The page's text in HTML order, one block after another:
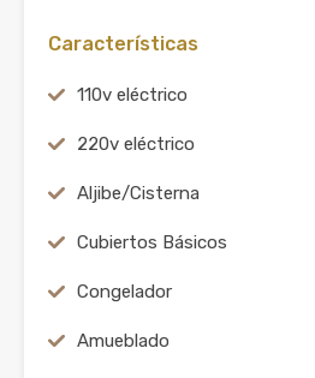
Características
110v eléctrico
220v eléctrico
Aljibe/Cisterna
Cubiertos Básicos
Congelador
Amueblado